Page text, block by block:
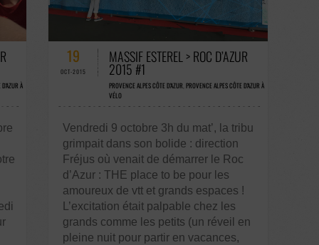
À
1 COMMENTAIRES / 0 VOTES
19
OCT-2015
MASSIF ESTEREL > ROC D’AZUR
2015 #1
PROVENCE ALPES CÔTE D'AZUR, PROVENCE ALPES CÔTE D'AZUR À
VÉLO
Vendredi 9 octobre 3h du mat’, la tribu
grimpait dans son bolide : direction
Fréjus où venait de démarrer le Roc
d’Azur : THE place to be pour les
amoureux de vtt et grands espaces !
L’excitation était palpable chez les
grands comme les petits (un réveil en
pleine nuit pour partir en vacances,